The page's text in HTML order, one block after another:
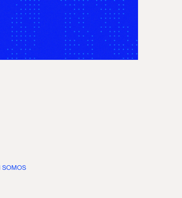
SOMOS